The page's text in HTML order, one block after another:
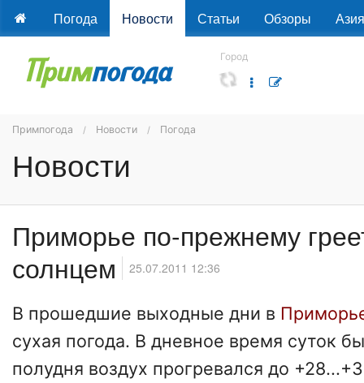
Погода Новости Статьи Обзоры Азия
Город
Примпогода Новости Погода
Новости
Приморье по-прежнему
солнцем
25.07.2011 12:36
В прошедшие выходные дни в
сухая погода. В дневное время суток
полудня воздух прогревался до